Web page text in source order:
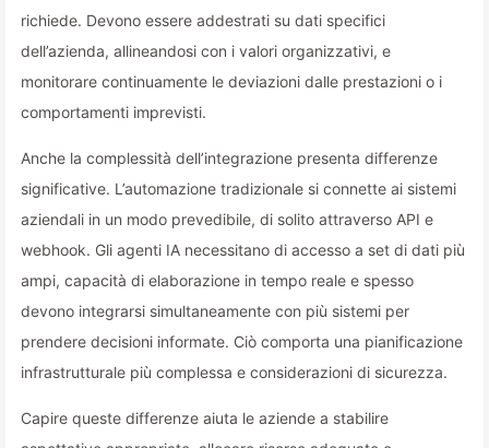
richiede. Devono essere addestrati su dati specifici
dell’azienda, allineandosi con i valori organizzativi, e
monitorare continuamente le deviazioni dalle prestazioni o i
comportamenti imprevisti.
Anche la complessità dell’integrazione presenta differenze
significative. L’automazione tradizionale si connette ai sistemi
aziendali in un modo prevedibile, di solito attraverso API e
webhook. Gli agenti IA necessitano di accesso a set di dati più
ampi, capacità di elaborazione in tempo reale e spesso
devono integrarsi simultaneamente con più sistemi per
prendere decisioni informate. Ciò comporta una pianificazione
infrastrutturale più complessa e considerazioni di sicurezza.
Capire queste differenze aiuta le aziende a stabilire